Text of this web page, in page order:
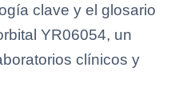
clave y el glosario
YR06054, un
clínicos y